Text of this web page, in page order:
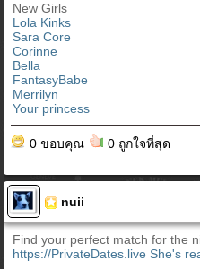
New Girls
Lola Kinks
Sara Core
Corinne
Bella
FantasyBabe
Merrilyn
Your princess
0 ขอบคุณ 0 ถูกใจที่สุด
nuii
Find your perfect match for the
https://PrivateDates.live She's